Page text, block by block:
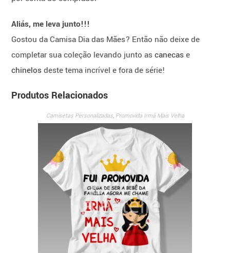
Aliás, me leva junto!!!
Gostou da Camisa Dia das Mães? Então não deixe de
completar sua coleção levando junto ascanecase
chinelosdeste tema incrível e fora de série!
Produtos Relacionados
Camisetas Personalizadas, Promovida Irmã Mais Velha